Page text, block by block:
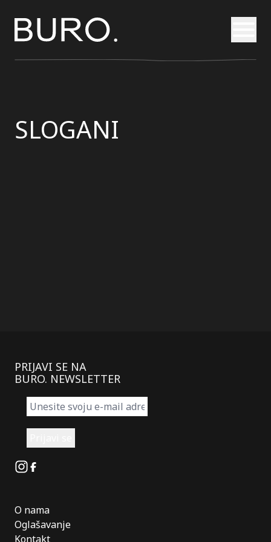
SLOGANI
PRIJAVI SE NA
BURO. NEWSLETTER
Instagram
Facebook
O nama
Oglašavanje
Kontakt